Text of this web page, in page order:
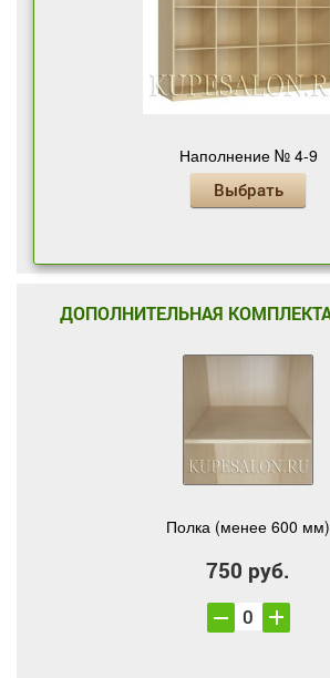
Наполнение № 4-9
Выбрать
ДОПОЛНИТЕЛЬНАЯ
Полка (менее 600 мм)
750 руб.